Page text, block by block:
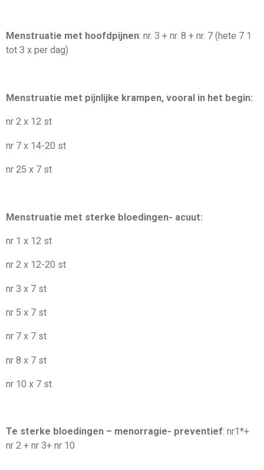
Menstruatie met hoofdpijnen: nr. 3 + nr. 8 + nr. 7 (hete 7 1
tot 3 x per dag)
Menstruatie met pijnlijke krampen, vooral in het begin:
nr 2 x 12 st
nr 7 x 14-20 st
nr 25 x 7 st
Menstruatie met sterke bloedingen- acuut:
nr 1 x 12 st
nr 2 x 12-20 st
nr 3 x 7 st
nr 5 x 7 st
nr 7 x 7 st
nr 8 x 7 st
nr 10 x 7 st
Te sterke bloedingen – menorragie- preventief: nr1*+
nr 2 + nr 3+ nr 10